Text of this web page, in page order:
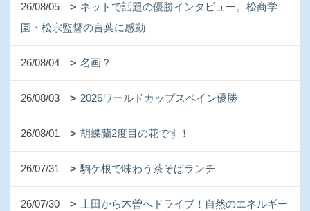
26/08/05
ネットで話題の優勝インタビュー。松商学
園・松宗監督の言葉に感動
26/08/04 名画？
26/08/03 2026ワールドカップスペイン優勝
26/08/01 胡蝶蘭2度目の花です！
26/07/31 駒ケ根で味わう茶そばランチ
26/07/30
上田から木曽へドライブ！自然のエネルギー